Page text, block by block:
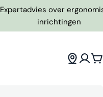
Expertadvies over
inrichtingen